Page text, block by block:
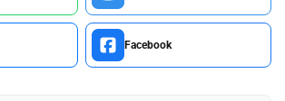
Facebook